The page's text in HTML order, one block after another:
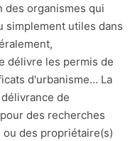
des organismes qui
simplement utiles dans
délivre les permis de
d'urbanisme... La
de
des recherches
des propriétaire(s)